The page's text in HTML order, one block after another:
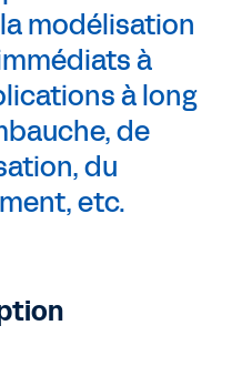
modélisation
à
à long
de
du
etc.